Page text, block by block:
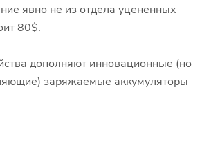
явно не из отдела уцененных
80$.
дополняют инновационные (но
заряжаемые аккумуляторы